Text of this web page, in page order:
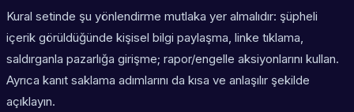
Kural setinde şu yönlendirme mutlaka yer almalıdır: şüpheli
içerik görüldüğünde kişisel bilgi paylaşma, linke tıklama,
saldırganla pazarlığa girişme; rapor/engelle aksiyonlarını kullan.
Ayrıca kanıt saklama adımlarını da kısa ve anlaşılır şekilde
açıklayın.